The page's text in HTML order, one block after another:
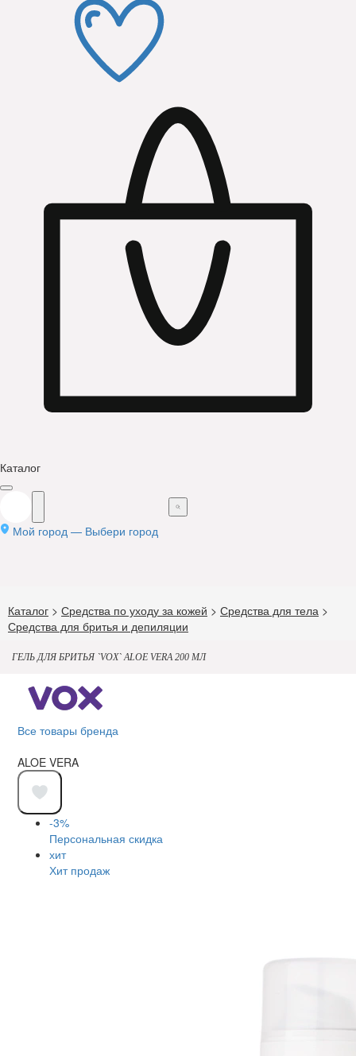
Каталог
Мой город — Выбери город
Каталог > Средства по уходу за кожей > Средства для тела >
Средства для бритья и депиляции
ГЕЛЬ ДЛЯ БРИТЬЯ `VOX` ALOE VERA 200 МЛ
Все товары бренда
ALOE VERA
-3%
Персональная скидка
хит
Хит продаж